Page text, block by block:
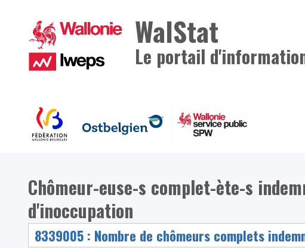
WalStat
Le portail
Chômeur-euse-s complet-ète-s
d'inoccupation